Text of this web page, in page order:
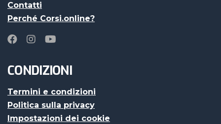
Contatti
Perché Corsi.online?
CONDIZIONI
Termini e condizioni
Politica sulla privacy
Impostazioni dei cookie